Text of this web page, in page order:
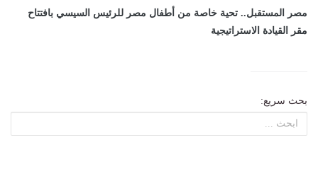
مصر المستقبل.. تحية خاصة من أطفال مصر للرئيس السيسي بافتتاح
مقر القيادة الاستراتيجية
بحث سريع: